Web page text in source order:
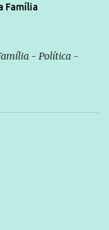
Família
- Política -